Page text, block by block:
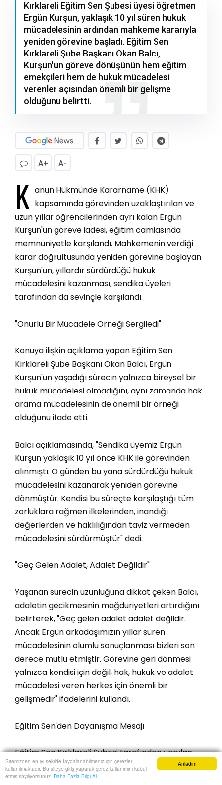
Anladım
Sitemizden en iyi şekilde faydalanabilmeniz için çerezler
kullanılmaktadır. Bu siteye giriş yaparak çerez kullanımını kabul
etmiş sayılıyorsunuz. Daha Fazla Bilgi Al
Kırklareli Eğitim Sen Şubesi üyesi öğretmen
Ergün Kurşun, yaklaşık 10 yıl süren hukuk
mücadelesinin ardından mahkeme kararıyla
yeniden görevine başladı. Eğitim Sen
Kırklareli Şube Başkanı Okan Balcı,
Kurşun'un göreve dönüşünün hem eğitim
emekçileri hem de hukuk mücadelesi
verenler açısından önemli bir gelişme
olduğunu belirtti.
A+ A-
K anun Hükmünde Kararname (KHK)
kapsamında görevinden uzaklaştırılan ve
uzun yıllar öğrencilerinden ayrı kalan Ergün
Kurşun'un göreve iadesi, eğitim camiasında
memnuniyetle karşılandı. Mahkemenin verdiği
karar doğrultusunda yeniden görevine başlayan
Kurşun'un, yıllardır sürdürdüğü hukuk
mücadelesini kazanması, sendika üyeleri
tarafından da sevinçle karşılandı.
"Onurlu Bir Mücadele Örneği Sergiledi"
Konuya ilişkin açıklama yapan Eğitim Sen
Kırklareli Şube Başkanı Okan Balcı, Ergün
Kurşun'un yaşadığı sürecin yalnızca bireysel bir
hukuk mücadelesi olmadığını, aynı zamanda hak
arama mücadelesinin de önemli bir örneği
olduğunu ifade etti.
Balcı açıklamasında, "Sendika üyemiz Ergün
Kurşun yaklaşık 10 yıl önce KHK ile görevinden
alınmıştı. O günden bu yana sürdürdüğü hukuk
mücadelesini kazanarak yeniden görevine
dönmüştür. Kendisi bu süreçte karşılaştığı tüm
zorluklara rağmen ilkelerinden, inandığı
değerlerden ve haklılığından taviz vermeden
mücadelesini sürdürmüştür" dedi.
"Geç Gelen Adalet, Adalet Değildir"
Yaşanan sürecin uzunluğuna dikkat çeken Balcı,
adaletin gecikmesinin mağduriyetleri artırdığını
belirterek, "Geç gelen adalet adalet değildir.
Ancak Ergün arkadaşımızın yıllar süren
mücadelesinin olumlu sonuçlanması bizleri son
derece mutlu etmiştir. Görevine geri dönmesi
yalnızca kendisi için değil, hak, hukuk ve adalet
mücadelesi veren herkes için önemli bir
gelişmedir" ifadelerini kullandı.
Eğitim Sen'den Dayanışma Mesajı
Eğitim Sen Kırklareli Şubesi tarafından yapılan
açıklamada, sendikanın hukuksuz uygulamalara
karşı mücadelesini sürdüreceği vurgulandı.
Anasayfa Yazarlar Haber Ara